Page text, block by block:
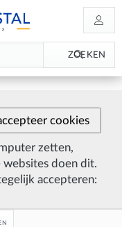
cookies
zetten,
websites doen dit.
accepteren:
ZOEKEN